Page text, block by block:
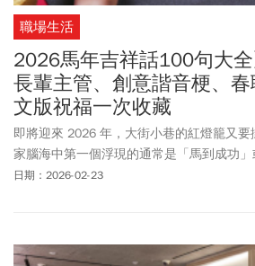
職場生活
2026馬年吉祥話100句大全
長輩主管、創意諧音梗、
文版祝福一次收藏
即將迎來 2026 年，大街小巷的紅燈籠又
家腦海中第一個浮現的通常是「馬到成功
果你今年打算在親友群組或尾牙場合只用這
句大全」，包含正式版拜年賀詞、商務祝
日期：2026-02-23